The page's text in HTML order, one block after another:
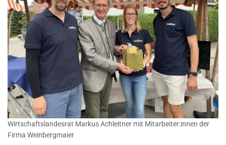
Wirtschaftslandesrat Markus Achleitner mit Mitarbeiter:innen der
Firma Weinbergmaier